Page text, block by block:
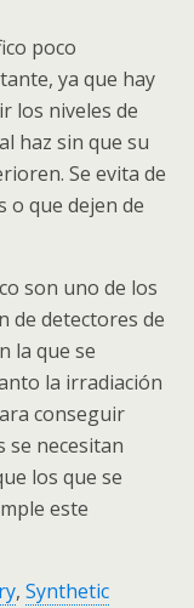
poco
ya que hay
los niveles de
haz sin que su
Se evita de
o que dejen de
son uno de los
de detectores de
la que se
la irradiación
conseguir
se necesitan
los que se
este
, Synthetic